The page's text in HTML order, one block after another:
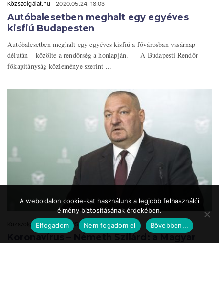
Közszolgálat.hu 2020.05.24. 18:03
Autóbalesetben meghalt egy egyéves
kisfiú Budapesten
Autóbalesetben meghalt egy egyéves kisfiú a fővárosban vasárnap
délután – közölte a rendőrség a honlapján. A Budapesti Rendőr-
főkapitányság közleménye szerint ...
Közszolgálat.hu 2020.05.24. 17:39
A weboldalon cookie-kat használunk a legjobb felhasználói
élmény biztosításának érdekében.
Elfogadom
Nem fogadom el Bővebben...